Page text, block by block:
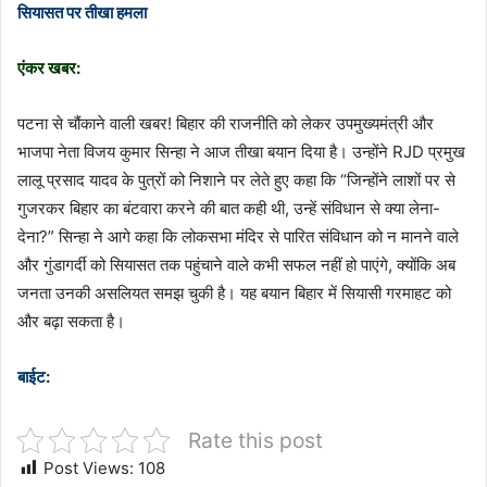
सियासत पर तीखा हमला
एंकर खबर:
पटना से चौंकाने वाली खबर! बिहार की राजनीति को लेकर उपमुख्यमंत्री और
भाजपा नेता विजय कुमार सिन्हा ने आज तीखा बयान दिया है। उन्होंने RJD प्रमुख
लालू प्रसाद यादव के पुत्रों को निशाने पर लेते हुए कहा कि “जिन्होंने लाशों पर से
गुजरकर बिहार का बंटवारा करने की बात कही थी, उन्हें संविधान से क्या लेना-
देना?” सिन्हा ने आगे कहा कि लोकसभा मंदिर से पारित संविधान को न मानने वाले
और गुंडागर्दी को सियासत तक पहुंचाने वाले कभी सफल नहीं हो पाएंगे, क्योंकि अब
जनता उनकी असलियत समझ चुकी है। यह बयान बिहार में सियासी गरमाहट को
और बढ़ा सकता है।
बाईट:
Rate this post
Post Views: 108